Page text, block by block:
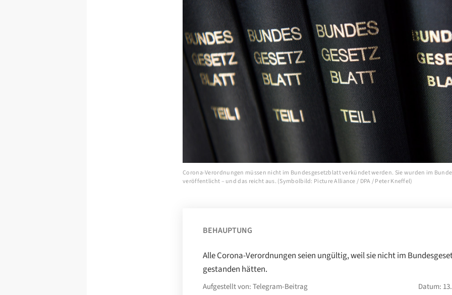
Corona-Verordnungen müssen nicht im Bundesgesetzblatt verkündet werden. Sie wurden im
veröffentlicht – und das reicht aus. (Symbolbild: Picture Alliance / DPA / Peter Kneffel)
BEHAUPTUNG
Alle Corona-Verordnungen seien ungültig, weil sie nicht im
gestanden hätten.
Aufgestellt von: Telegram-Beitrag Datum: